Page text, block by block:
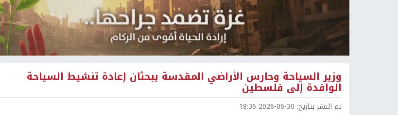
وزير السياحة وحارس الأراضي المقدسة يبحثان إعادة تنشيط السياحة
الوافدة إلى فلسطين
تم النشر بتاريخ: 2026-06-30 18:36